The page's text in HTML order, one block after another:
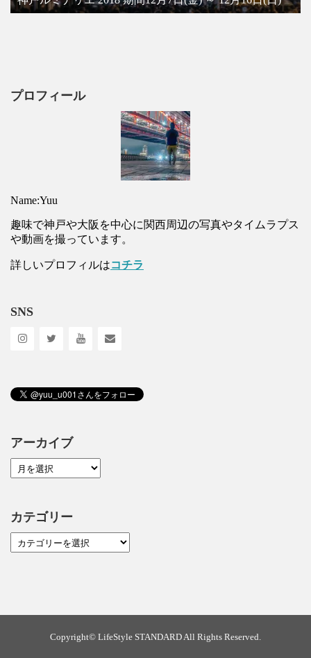
プロフィール
Name:Yuu
趣味で神戸や大阪を中心に関西周辺の写真やタイムラプス
や動画を撮っています。
詳しいプロフィルはコチラ
SNS
アーカイブ
カテゴリー
Copyright© LifeStyle STANDARDAll Rights Reserved.